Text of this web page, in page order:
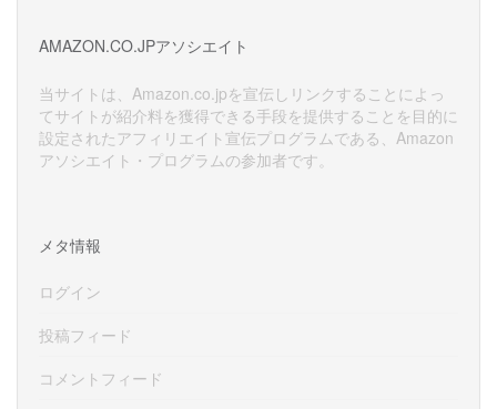
ブ
AMAZON.CO.JPアソシエイト
当サイトは、Amazon.co.jpを宣伝しリンクすることによっ
てサイトが紹介料を獲得できる手段を提供することを目的に
設定されたアフィリエイト宣伝プログラムである、Amazon
アソシエイト・プログラムの参加者です。
メタ情報
ログイン
投稿フィード
コメントフィード